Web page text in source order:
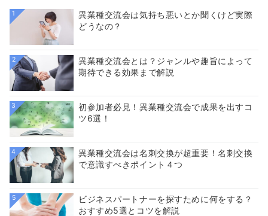
1
異業種交流会は気持ち悪いとか聞くけど実際
どうなの？
2
異業種交流会とは？ジャンルや趣旨によって
期待できる効果まで解説
3
初参加者必見！異業種交流会で成果を出すコ
ツ6選！
4
異業種交流会は名刺交換が超重要！名刺交換
で意識すべきポイント４つ
5
ビジネスパートナーを探すために何をする？
おすすめ5選とコツを解説